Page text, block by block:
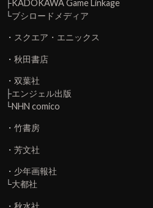
・芳文社
└ 大都社
・ 秋水社
・ 日本文芸社
└リイド社
├ 海王社
楽楽出版
コアミックス
・新潮社